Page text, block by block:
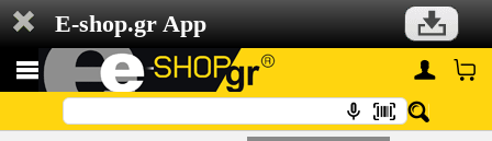
E-shop.gr App